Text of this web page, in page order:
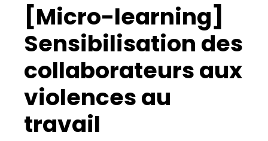
[Micro-learning]
Sensibilisation des
collaborateurs aux
violences au
travail